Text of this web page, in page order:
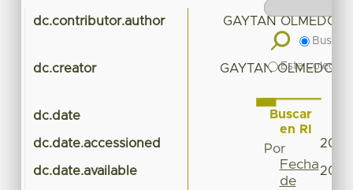
dc.contributor.author GAYTAN OLMEDO,
dc.creator GAYTAN OLMEDO,
dc.date
dc.date.accessioned
dc.date.available
Buscar
Esta
Buscar
en RI
Por
Fecha
de